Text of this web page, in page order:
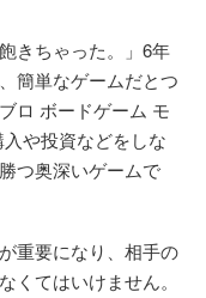
きちゃった。」6年
簡単なゲームだとつ
ロ ボードゲーム モ
や投資などをしな
つ奥深いゲームで
重要になり、相手の
くてはいけません。